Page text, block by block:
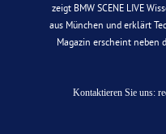
zeigt BMW SCENE LIVE
aus München und erklärt
Magazin erscheint neben
Kontaktieren Sie uns: